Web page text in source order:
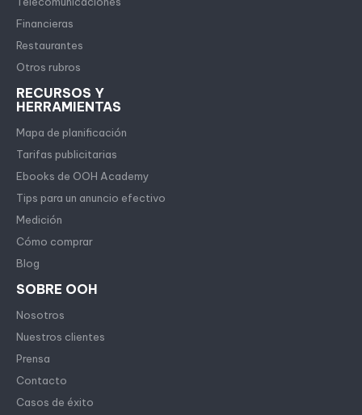
Financieras
Restaurantes
Otros rubros
RECURSOS Y
HERRAMIENTAS
Mapa de planificación
Tarifas publicitarias
Ebooks de OOH Academy
Tips para un anuncio efectivo
Medición
Cómo comprar
Blog
SOBRE OOH
Nosotros
Nuestros clientes
Prensa
Contacto
Casos de éxito